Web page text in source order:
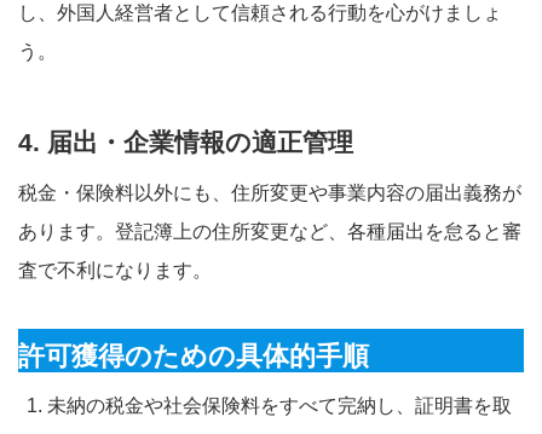
し、外国人経営者として信頼される行動を心がけましょ
う。
4. 届出・企業情報の適正管理
税金・保険料以外にも、住所変更や事業内容の届出義務が
あります。登記簿上の住所変更など、各種届出を怠ると審
査で不利になります。
許可獲得のための具体的手順
未納の税金や社会保険料をすべて完納し、証明書を取